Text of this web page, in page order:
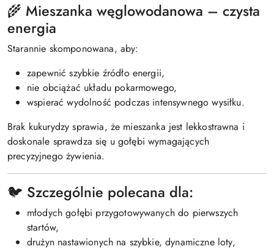
🌾 Mieszanka węglowodanowa – czysta
energia
Starannie skomponowana, aby:
zapewnić szybkie źródło energii,
nie obciążać układu pokarmowego,
wspierać wydolność podczas intensywnego wysiłku.
Brak kukurydzy sprawia, że mieszanka jest lekkostrawna i
doskonale sprawdza się u gołębi wymagających
precyzyjnego żywienia.
🐦 Szczególnie polecana dla:
młodych gołębi przygotowywanych do pierwszych
startów,
drużyn nastawionych na szybkie, dynamiczne loty,